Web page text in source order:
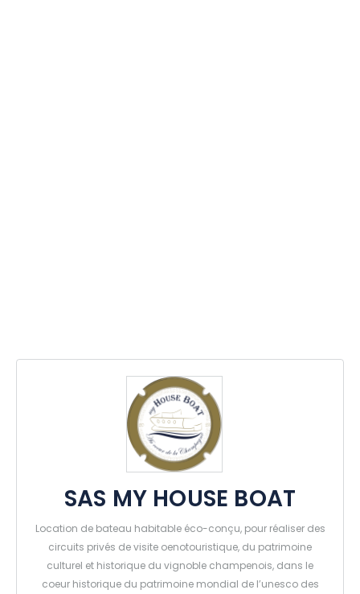
SAS MY HOUSE BOAT
Location de bateau habitable éco-conçu, pour réaliser des
circuits privés de visite oenotouristique, du patrimoine
culturel et historique du vignoble champenois, dans le
coeur historique du patrimoine mondial de l’unesco des